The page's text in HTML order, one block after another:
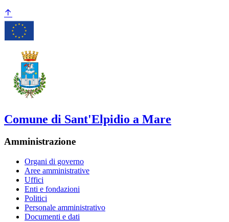
Comune di Sant'Elpidio a Mare
Amministrazione
Organi di governo
Aree amministrative
Uffici
Enti e fondazioni
Politici
Personale amministrativo
Documenti e dati